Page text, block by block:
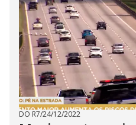
DO R7/24/12/2022